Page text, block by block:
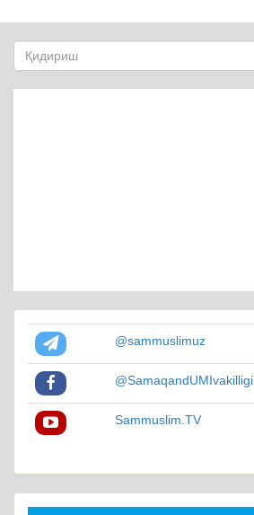
@sammuslimuz
@SamaqandUMIvakilligi
Sammuslim.TV